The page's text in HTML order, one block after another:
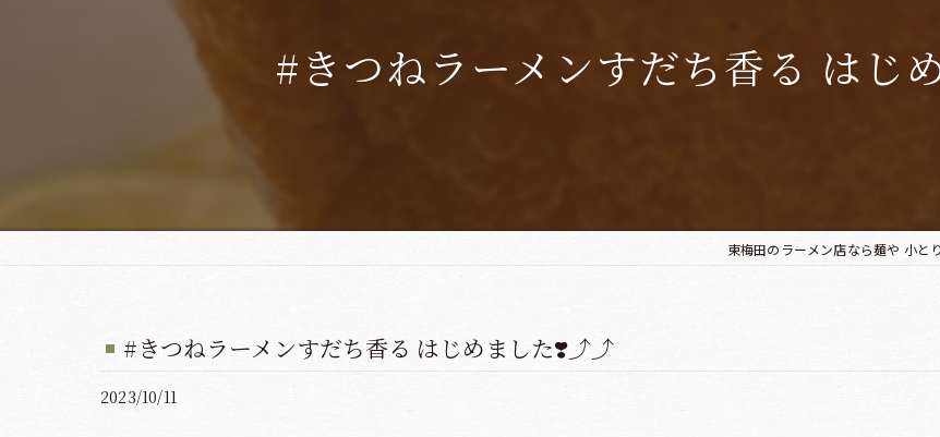
#きつねラーメンすだち香る は
東梅田のラーメン店なら麺や 小と
#きつねラーメンすだち香る はじめました❣️⤴︎⤴︎
2023/10/11